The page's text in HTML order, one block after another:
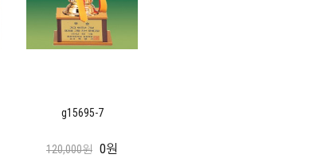
g15695-7
120,000원 0원